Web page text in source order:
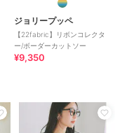
ジョリープッペ
【22fabric】リボンコレクタ
ー/ボーダーカットソー
¥9,350